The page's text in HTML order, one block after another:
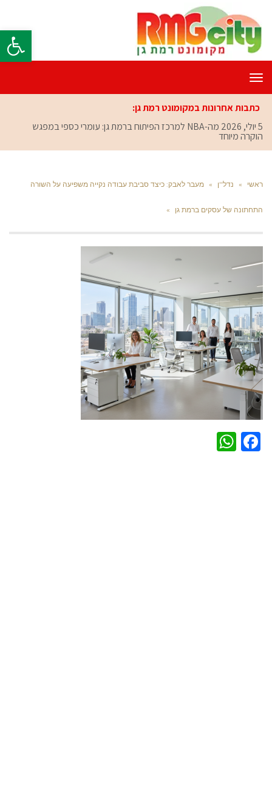
פתח
תפריט
כתבות אחרונות במקומונט רמת גן:
5 יולי, 2026
מה-NBA למרכז הפיתוח ברמת גן: עומרי כספי במפגש
הוקרה מיוחד
ראשי » נדל''ן » מעבר לאבק: כיצד סביבת עבודה נקייה משפיעה על השורה
התחתונה של עסקים ברמת גן »
Facebook